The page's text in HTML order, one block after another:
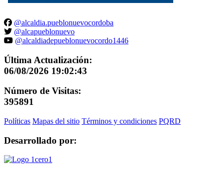
@alcaldia.pueblonuevocordoba
@alcapueblonuevo
@alcaldiadepueblonuevocordo1446
Última Actualización:
06/08/2026 19:02:43
Número de Visitas:
395891
Políticas Mapas del sitio Términos y condiciones PQRD
Desarrollado por: